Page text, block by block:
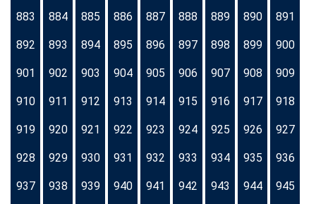
883 884 885 886 887 888 889 890 891
892 893 894 895 896 897 898 899 900
901 902 903 904 905 906 907 908 909
910 911 912 913 914 915 916 917 918
919 920 921 922 923 924 925 926 927
928 929 930 931 932 933 934 935 936
937 938 939 940 941 942 943 944 945